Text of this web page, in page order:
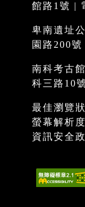
館路1號 |
卑南遺址
園路200
南科考古
科三路10
最佳瀏覽
螢幕解析
資訊安全